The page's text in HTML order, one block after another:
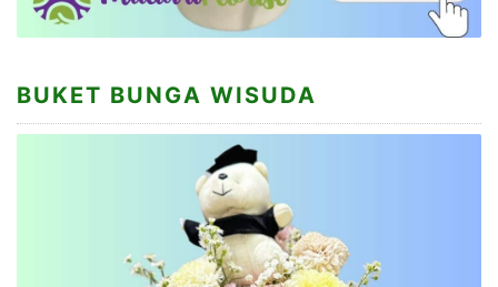
BUKET BUNGA WISUDA